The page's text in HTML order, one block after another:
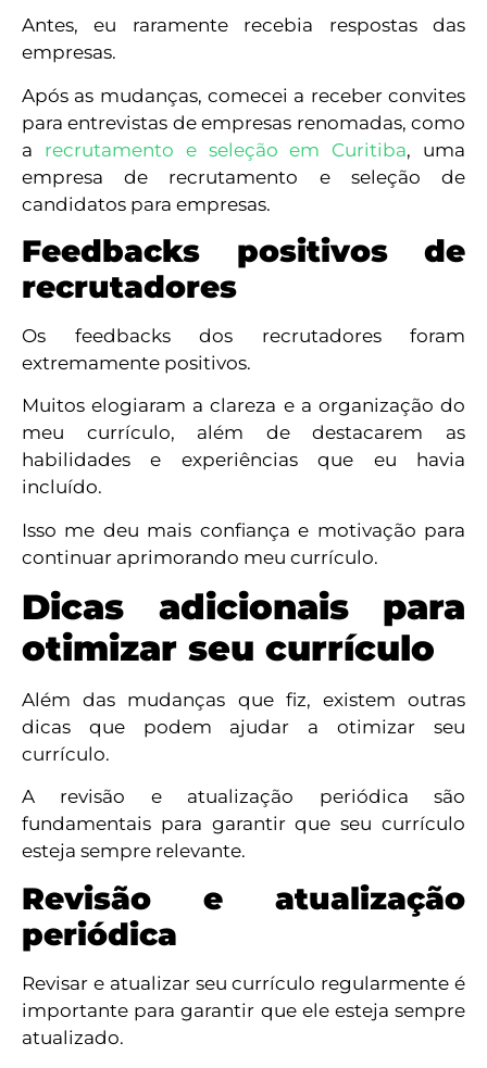
Antes, eu raramente recebia respostas das
empresas.
Após as mudanças, comecei a receber convites
para entrevistas de empresas renomadas, como
a recrutamento e seleção em Curitiba, uma
empresa de recrutamento e seleção de
candidatos para empresas.
Feedbacks positivos de
recrutadores
Os feedbacks dos recrutadores foram
extremamente positivos.
Muitos elogiaram a clareza e a organização do
meu currículo, além de destacarem as
habilidades e experiências que eu havia
incluído.
Isso me deu mais confiança e motivação para
continuar aprimorando meu currículo.
Dicas adicionais para
otimizar seu currículo
Além das mudanças que fiz, existem outras
dicas que podem ajudar a otimizar seu
currículo.
A revisão e atualização periódica são
fundamentais para garantir que seu currículo
esteja sempre relevante.
Revisão e atualização
periódica
Revisar e atualizar seu currículo regularmente é
importante para garantir que ele esteja sempre
atualizado.